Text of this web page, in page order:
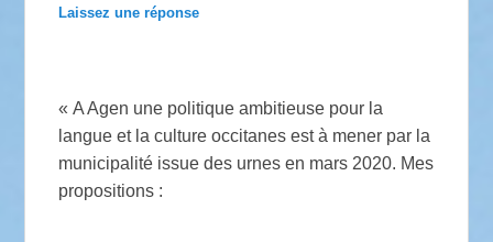
Laissez une réponse
« A Agen une politique ambitieuse pour la
langue et la culture occitanes est à mener par la
municipalité issue des urnes en mars 2020. Mes
propositions :